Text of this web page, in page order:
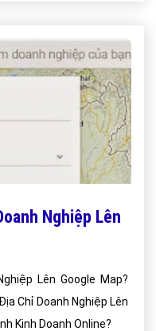
Nghiệp Lên
Lên Google Map?
Chỉ Doanh Nghiệp Lên
Kinh Doanh Online?